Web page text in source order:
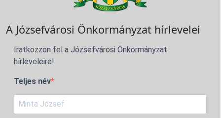
A Józsefvárosi Önkormányzat hírlevelei
Iratkozzon fel a Józsefvárosi Önkormányzat
hírleveleire!
Teljes név